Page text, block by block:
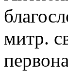
митр.